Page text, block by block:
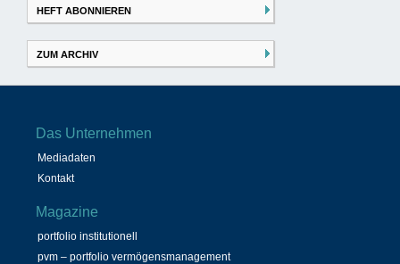
HEFT ABONNIEREN
ZUM ARCHIV
Das Unternehmen
Mediadaten
Kontakt
Magazine
portfolio institutionell
pvm – portfolio vermögensmanagement